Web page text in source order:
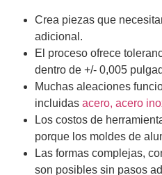
Crea piezas que
adicional.
El proceso ofrece
dentro de +/- 0,005
Muchas aleaciones
incluidas acero, acero
Los costos de
porque los moldes de
Las formas complejas,
son posibles sin pasos